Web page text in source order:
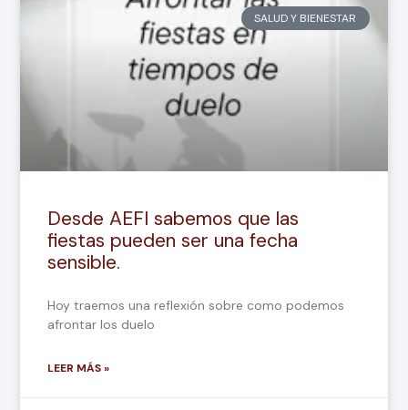
SALUD Y BIENESTAR
Desde AEFI sabemos que las
fiestas pueden ser una fecha
sensible.
Hoy traemos una reflexión sobre como podemos
afrontar los duelo
LEER MÁS »